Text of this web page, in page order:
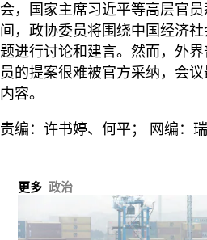
会，国家主席习近平等高层官
间，政协委员将围绕中国经济
题进行讨论和建言。然而，外
员的提案很难被官方采纳，会
内容。
责编：许书婷、何平； 网编：
更多 政治